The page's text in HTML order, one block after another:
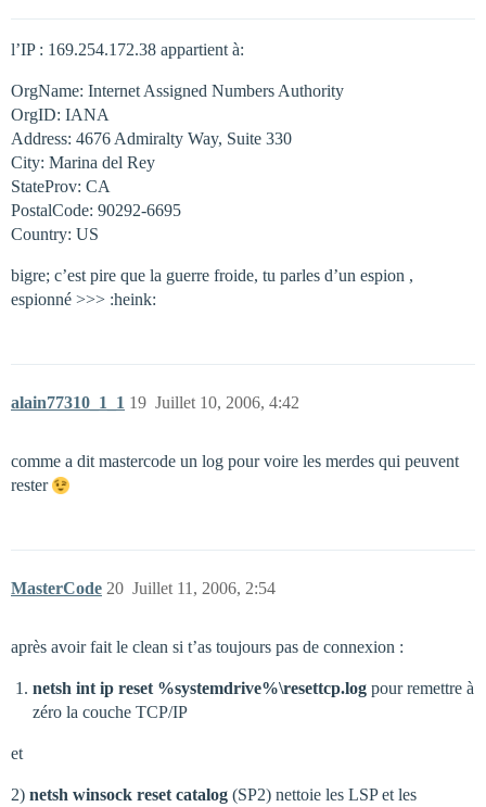
l’IP : 169.254.172.38 appartient à:
OrgName: Internet Assigned Numbers Authority
OrgID: IANA
Address: 4676 Admiralty Way, Suite 330
City: Marina del Rey
StateProv: CA
PostalCode: 90292-6695
Country: US
bigre; c’est pire que la guerre froide, tu parles d’un espion ,
espionné >>> :heink:
alain77310_1_1 Juillet 10, 2006, 4:42
19
comme a dit mastercode un log pour voire les merdes qui peuvent
rester
MasterCode Juillet 11, 2006, 2:54
20
après avoir fait le clean si t’as toujours pas de connexion :
netsh int ip reset %systemdrive%\resettcp.log pour remettre à
zéro la couche TCP/IP
et
2) netsh winsock reset catalog (SP2) nettoie les LSP et les